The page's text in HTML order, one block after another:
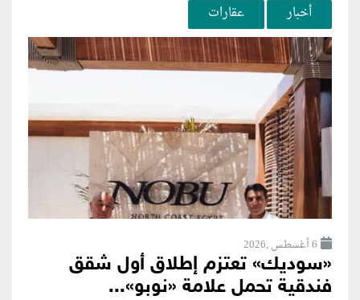
أخبار عقارات
6 أغسطس ,2026
«سوديك» تعتزم إطلاق أول شقق
فندقية تحمل علامة «نوبو»...